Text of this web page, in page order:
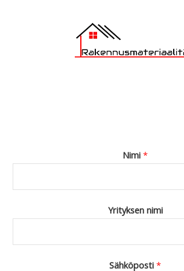
Nimi *
Yrityksen nimi
Sähköposti *